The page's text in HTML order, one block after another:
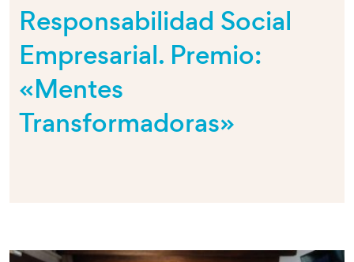
Responsabilidad Social
Empresarial. Premio:
«Mentes
Transformadoras»